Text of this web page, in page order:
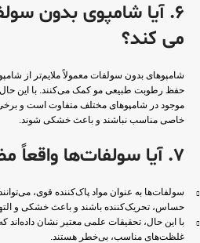
6. آیا شامپوی بدون
می کند؟
شامپوهای بدون سولفات معمولاً ملایم‌تر از
حفظ رطوبت طبیعی مو کمک می‌کنند. با این حال،
موجود در شامپوهای مختلف متفاوت است و
خاصی مناسب نباشند و باعث خشکی شوند.
7. آیا سولفات‌ها واقعاً مضر هستند؟
سولفات‌ها به عنوان مواد پاک‌کننده قوی،
حساس، تحریک‌کننده باشند و باعث خشکی و
با این حال، تحقیقات علمی معتبر نشان
غلظت‌های مناسب، بی‌خطر هستند.